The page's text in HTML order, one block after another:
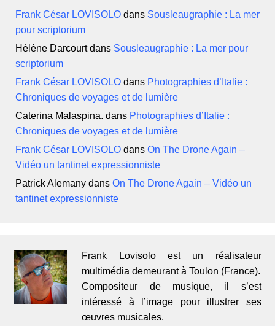
Frank César LOVISOLO dans Sousleaugraphie : La mer
pour scriptorium
Hélène Darcourtdans Sousleaugraphie : La mer pour
scriptorium
Frank César LOVISOLO dans Photographies d’Italie :
Chroniques de voyages et de lumière
Caterina Malaspina. dans Photographies d’Italie :
Chroniques de voyages et de lumière
Frank César LOVISOLO dansOn The Drone Again –
Vidéo un tantinet expressionniste
Patrick Alemany dansOn The Drone Again – Vidéo un
tantinet expressionniste
Frank Lovisolo est un réalisateur
multimédia demeurant à Toulon (France).
Compositeur de musique, il s’est
intéressé à l’image pour illustrer ses
œuvres musicales.